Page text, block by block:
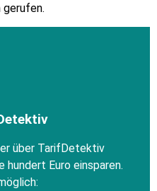
gerufen.
über TarifDetektiv
Euro einsparen.